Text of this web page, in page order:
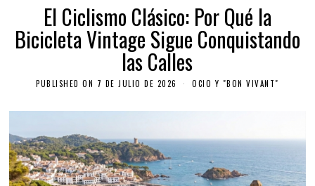
El Ciclismo Clásico: Por Qué la
Bicicleta Vintage Sigue Conquistando
las Calles
PUBLISHED ON 7 DE JULIO DE 2026 OCIO Y "BON VIVANT"